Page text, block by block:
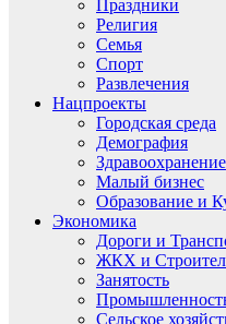
Праздники
Религия
Семья
Спорт
Развлечения
Нацпроекты
Городская среда
Демография
Здравоохранение
Малый бизнес
Образование и
Экономика
Дороги и
ЖКХ и
Занятость
Сельское